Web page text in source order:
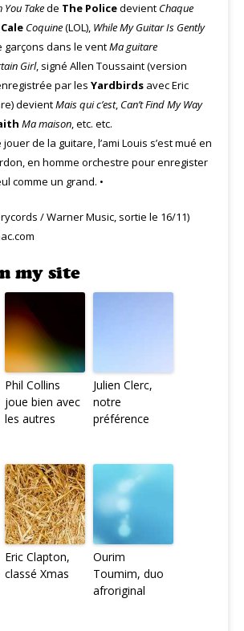
You Takede The Policedevient Chaque
Cale Coquine(LOL), While My Guitar Is Gently
garçons dans le ventMa guitare
Girl, signé Allen Toussaint (version
par les Yardbirds avec Eric
devientMais qui c’est, Can’t Find My Way
Ma maison, etc. etc.
de la guitare, l’ami Louis s’est mué en
en homme orchestre pour enregister
comme un grand. •
/ Warner Music, sortie le 16/11)
my site
Phil Collins
joue bien avec
les autres
Julien Clerc,
notre
préférence
Eric Clapton,
classé Xmas
Ourim
Toumim, duo
afroriginal